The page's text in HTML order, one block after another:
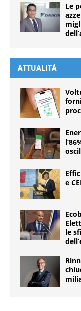
Le
ATTUALITÀ
e
le